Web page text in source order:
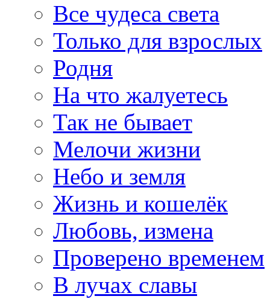
Все чудеса света
Только для взрослых
Родня
На что жалуетесь
Так не бывает
Мелочи жизни
Небо и земля
Жизнь и кошелёк
Любовь, измена
Проверено временем
В лучах славы